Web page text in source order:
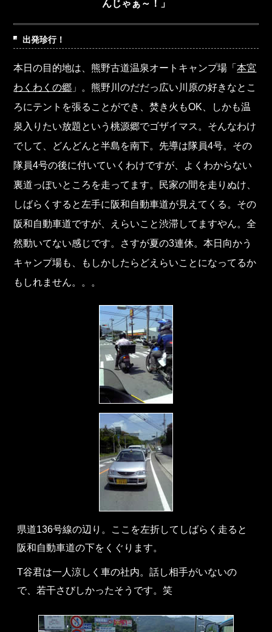
んじゃぁ～！」
出発珍行！
本日の目的地は、熊野古道温泉オートキャンプ場「本宮
わくわくの郷 」。熊野川のだだっ広い川原の好きなとこ
ろにテントを張ることができ、焚き火もOK、しかも温
泉入りたい放題という桃源郷でゴザイマス。そんなわけ
でして、どんどんと半島を南下。先導は隊員4号。その
隊員4号の後に付いていくわけですが、よくわからない
裏道っぽいところを走ってます。民家の間を走りぬけ、
しばらくすると左手に阪和自動車道が見えてくる。その
阪和自動車道ですが、えらいこと渋滞してますやん。全
然動いてない感じです。さすが夏の3連休。本日向かう
キャンプ場も、もしかしたらどえらいことになってるか
もしれません。。。
県道136号線の辺り。ここを左折してしばらく走ると
阪和自動車道の下をくぐります。
T谷君は一人涼しく車の社内。話し相手がいないの
で、若干さびしかったそうです。笑